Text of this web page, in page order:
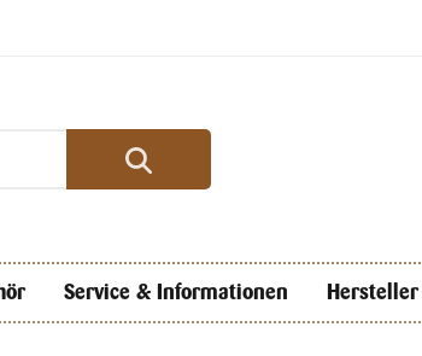
Service & Informationen Hersteller